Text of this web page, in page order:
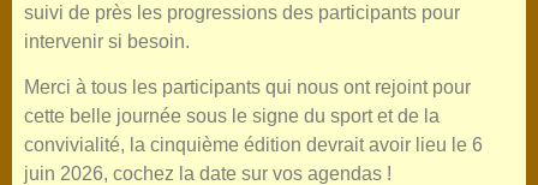
suivi de près les progressions des participants pour
intervenir si besoin.
Merci à tous les participants qui nous ont rejoint pour
cette belle journée sous le signe du sport et de la
convivialité, la cinquième édition devrait avoir lieu le 6
juin 2026, cochez la date sur vos agendas !